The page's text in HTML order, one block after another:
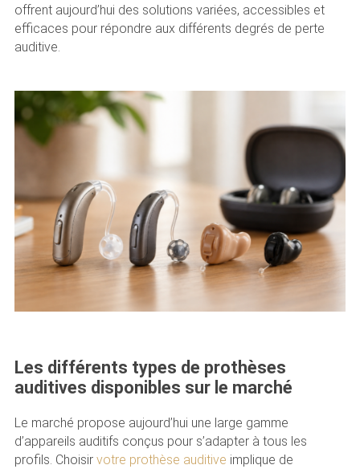
offrent aujourd’hui des solutions variées, accessibles et
efficaces pour répondre aux différents degrés de perte
auditive.
Les différents types de prothèses
auditives disponibles sur le marché
Le marché propose aujourd’hui une large gamme
d’appareils auditifs conçus pour s’adapter à tous les
profils. Choisir votre prothèse auditive implique de